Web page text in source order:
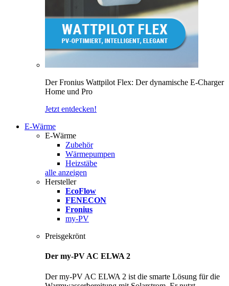
Der Fronius Wattpilot Flex: Der dynamische E-Charger
Home und Pro
Jetzt entdecken!
E-Wärme
E-Wärme
Zubehör
Wärmepumpen
Heizstäbe
alle anzeigen
Hersteller
EcoFlow
FENECON
Fronius
my-PV
Preisgekrönt
Der my-PV AC ELWA 2
Der my-PV AC ELWA 2 ist die smarte Lösung für die